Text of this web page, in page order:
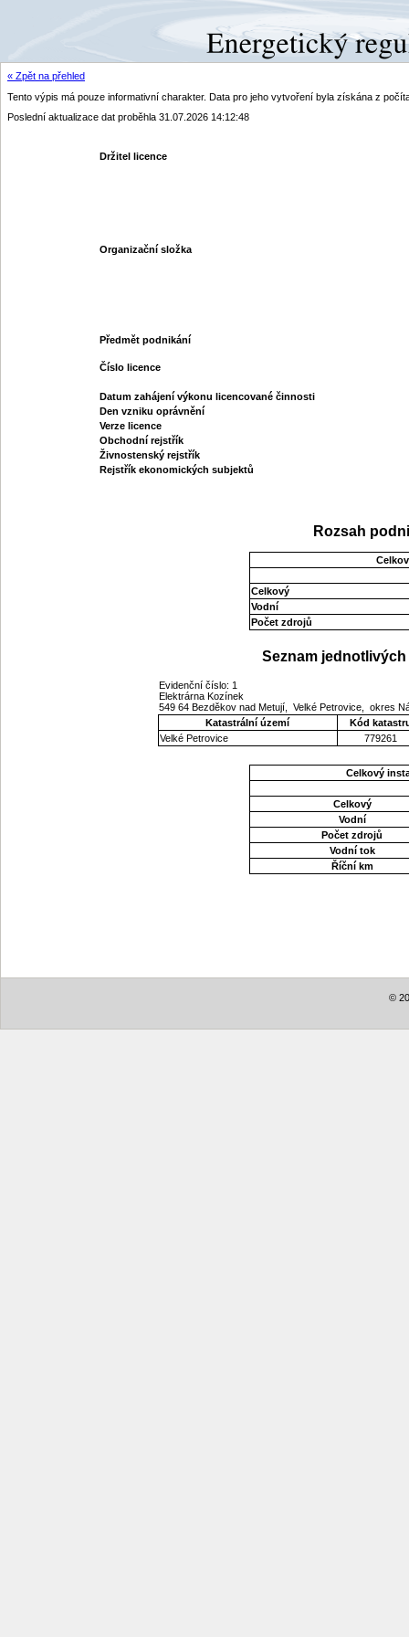
« Zpět na přehled
Tento výpis má pouze informativní charakter. Data pro jeho vytvoření byla získána z
Poslední aktualizace dat proběhla 31.07.2026 14:12:48
Držitel licence
Organizační složka
Předmět podnikání
Číslo licence
Datum zahájení výkonu licencované činnosti
Den vzniku oprávnění
Verze licence
Obchodní rejstřík
Živnostenský rejstřík
Rejstřík ekonomických subjektů
Rozsah
Celkový
Vodní
Počet zdrojů
Seznam
Evidenční číslo: 1
Elektrárna Kozínek
549 64 Bezděkov nad Metují, Velké Petrovice, okres
Katastrální území
Kód
Velké Petrovice
779261
Celkový
Celkový
Vodní
Počet zdrojů
Vodní tok
Říční km
©